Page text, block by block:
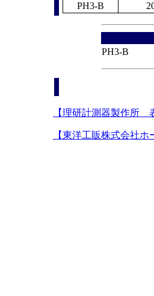
PH3-B
PH3-B
【理研計測器製作所
【東洋工販株式会社ホ